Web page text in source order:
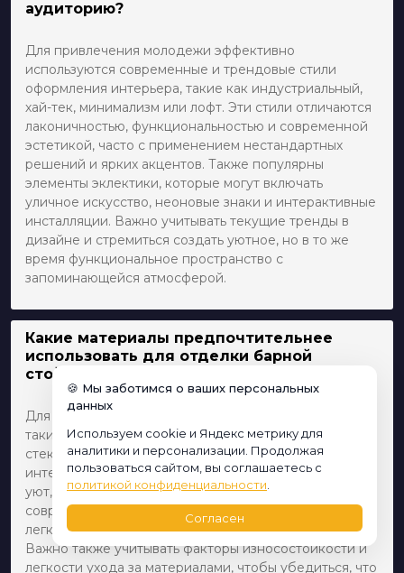
аудиторию?
Для привлечения молодежи эффективно
используются современные и трендовые стили
оформления интерьера, такие как индустриальный,
хай-тек, минимализм или лофт. Эти стили отличаются
лаконичностью, функциональностью и современной
эстетикой, часто с применением нестандартных
решений и ярких акцентов. Также популярны
элементы эклектики, которые могут включать
уличное искусство, неоновые знаки и интерактивные
инсталляции. Важно учитывать текущие тренды в
дизайне и стремиться создать уютное, но в то же
время функциональное пространство с
запоминающейся атмосферой.
Какие материалы предпочтительнее
использовать для отделки барной
стойки?
Для отделки барной стойки часто используются
такие материалы, как дерево, камень, металл и
стекло. Выбор материала зависит от общего стиля
интерьера и бюджета. Дерево придает теплоту и
уют, камень — надежность и изысканность, металл —
современный и индустриальный вид, а стекло —
легкость и визуальное расширение пространства.
Важно также учитывать факторы износостойкости и
легкости ухода за материалами, чтобы убедиться, что
🍪 Мы заботимся о ваших персональных
данных
Используем cookie и Яндекс метрику для
аналитики и персонализации. Продолжая
пользоваться сайтом, вы соглашаетесь с
политикой конфиденциальности
Согласен